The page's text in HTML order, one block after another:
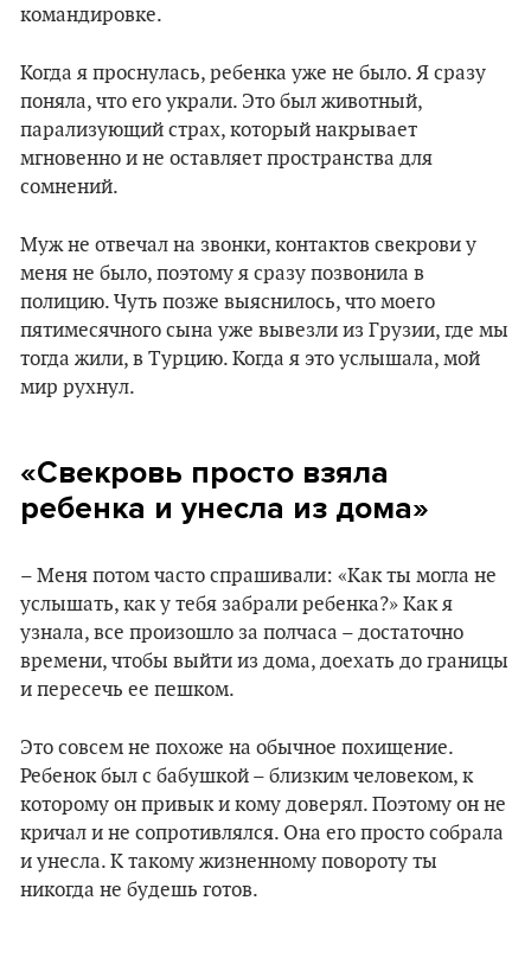
командировке.
Когда я проснулась, ребенка уже не было. Я сразу
поняла, что его украли. Это был животный,
парализующий страх, который накрывает
мгновенно и не оставляет пространства для
сомнений.
Муж не отвечал на звонки, контактов свекрови у
меня не было, поэтому я сразу позвонила в
полицию. Чуть позже выяснилось, что моего
пятимесячного сына уже вывезли из Грузии, где мы
тогда жили, в Турцию. Когда я это услышала, мой
мир рухнул.
«Свекровь просто взяла
ребенка и унесла из дома»
– Меня потом часто спрашивали: «Как ты могла не
услышать, как у тебя забрали ребенка?» Как я
узнала, все произошло за полчаса – достаточно
времени, чтобы выйти из дома, доехать до границы
и пересечь ее пешком.
Это совсем не похоже на обычное похищение.
Ребенок был с бабушкой – близким человеком, к
которому он привык и кому доверял. Поэтому он не
кричал и не сопротивлялся. Она его просто собрала
и унесла. К такому жизненному повороту ты
никогда не будешь готов.